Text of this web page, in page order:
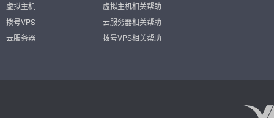
虚拟主机
拨号VPS
云服务器
虚拟主机相关帮助
云服务器相关帮助
拨号VPS相关帮助